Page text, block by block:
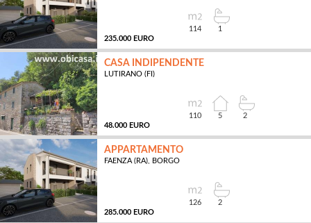
235.000 EURO
114 1
CASA INDIPENDENTE
LUTIRANO (FI)
48.000 EURO
110 5 2
APPARTAMENTO
FAENZA (RA), BORGO
285.000 EURO
126 2